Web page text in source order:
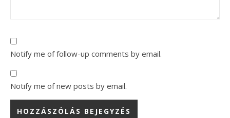
Notify me of follow-up comments by email.
Notify me of new posts by email.